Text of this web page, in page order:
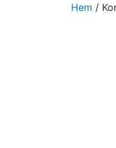
Hem /